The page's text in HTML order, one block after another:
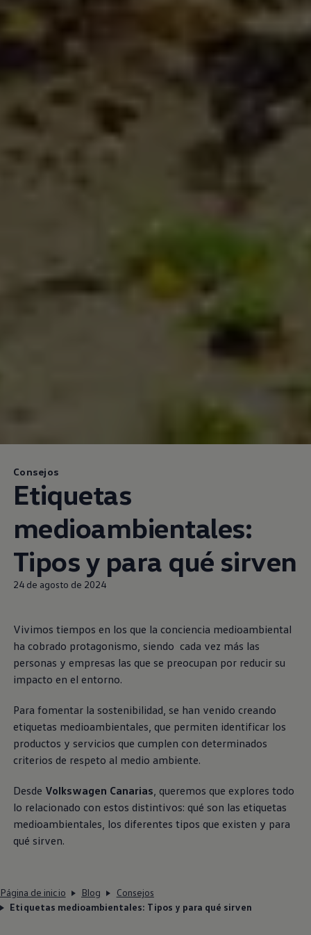
Consejos
Etiquetas
medioambientales:
Tipos y para qué sirven
24 de agosto de 2024
Vivimos tiempos en los que la conciencia medioambiental
ha cobrado protagonismo, siendo cada vez más las
personas y empresas las que se preocupan por reducir su
impacto en el entorno.
Para fomentar la sostenibilidad, se han venido creando
etiquetas medioambientales, que permiten identificar los
productos y servicios que cumplen con determinados
criterios de respeto al medio ambiente.
Desde Volkswagen Canarias , queremos que explores todo
lo relacionado con estos distintivos: qué son las etiquetas
medioambientales, los diferentes tipos que existen y para
qué sirven.
Página de inicio Blog
Consejos
Etiquetas medioambientales: Tipos y para qué sirven